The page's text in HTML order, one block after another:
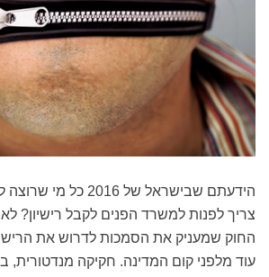
הידעתם שבישראל של
צריך לפנות למשרד הפנים לקבל רישיון? לא
החוק שמעניק את הסמכות לדרוש את
עוד מלפני קום המדינה. חקיקה